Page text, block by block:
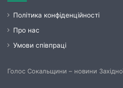
Політика конфіденційності
Про нас
Умови співпраці
Голос Сокальщини – новини